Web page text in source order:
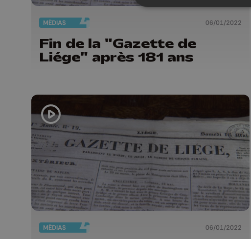
MÉDIAS 06/01/2022
Fin de la "Gazette de
Liége" après 181 ans
MÉDIAS 06/01/2022